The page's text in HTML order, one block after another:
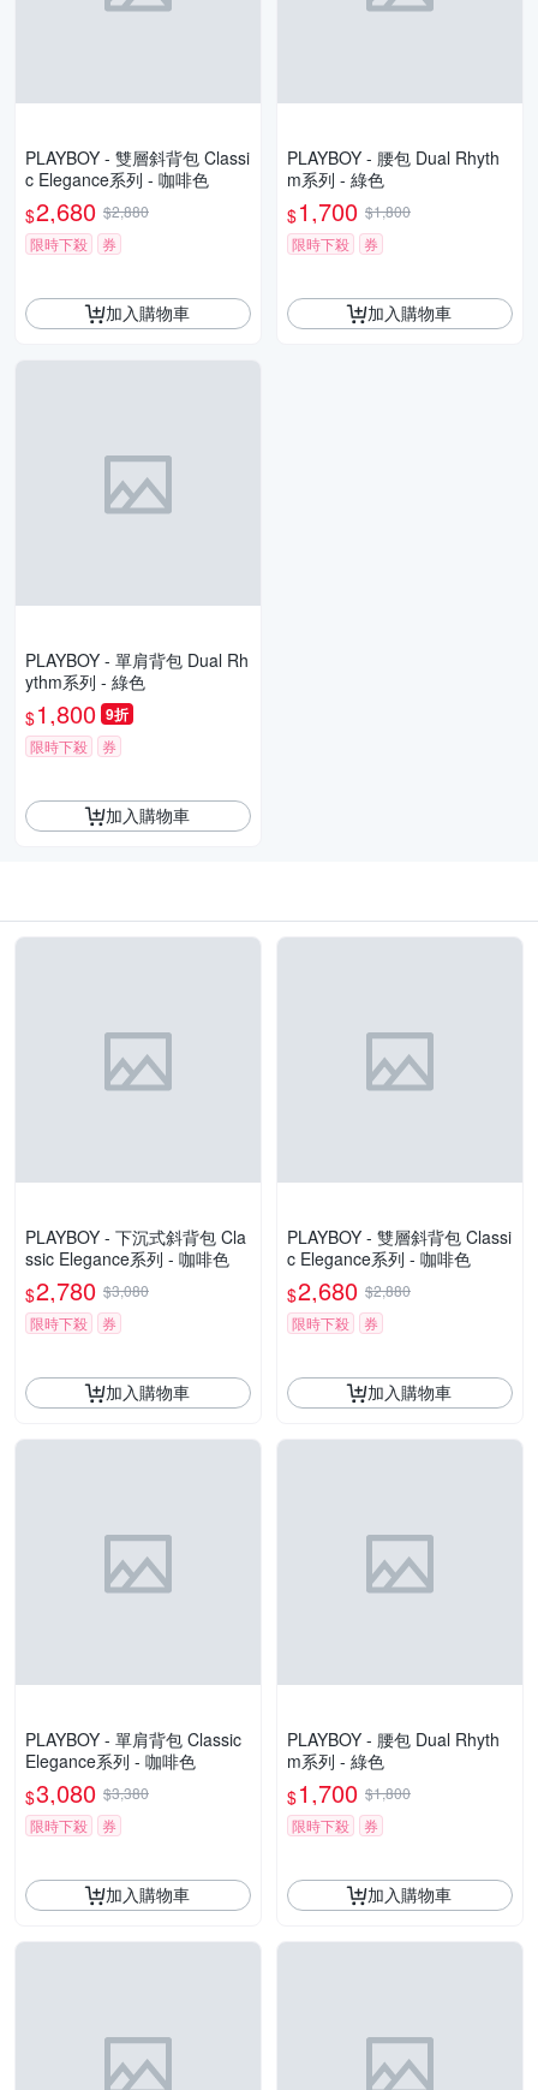
PLAYBOY - 雙層斜背包 Classi
c Elegance系列 - 咖啡色
$2,680 $2,880
限時下殺
券
加入購物車
PLAYBOY - 腰包 Dual Rhyth
m系列 - 綠色
$1,700 $1,800
限時下殺
券
加入購物車
PLAYBOY - 單肩背包 Dual Rh
ythm系列 - 綠色
$1,800 9折
限時下殺 券
加入購物車
PLAYBOY - 下沉式斜背包 Cla
ssic Elegance系列 - 咖啡色
$2,780 $3,080
限時下殺
券
加入購物車
PLAYBOY - 雙層斜背包 Classi
c Elegance系列 - 咖啡色
$2,680 $2,880
限時下殺
券
加入購物車
PLAYBOY - 單肩背包 Classic
Elegance系列 - 咖啡色
$3,080 $3,380
限時下殺
券
加入購物車
PLAYBOY - 腰包 Dual Rhyth
m系列 - 綠色
$1,700 $1,800
限時下殺
券
加入購物車